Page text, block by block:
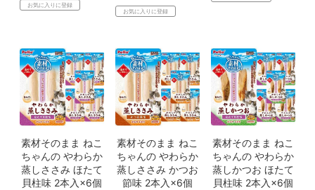
お気に入りに登録
お気に入りに登録
素材そのまま ねこ
ちゃんの やわらか
蒸しささみ ほたて
貝柱味 2本入×6個
素材そのまま ねこ
ちゃんの やわらか
蒸しささみ かつお
節味 2本入×6個
素材そのまま ねこ
ちゃんの やわらか
蒸しかつお ほたて
貝柱味 2本入×6個